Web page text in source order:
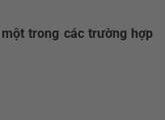
trong các trường hợp